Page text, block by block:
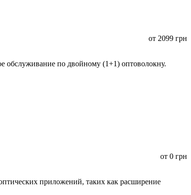
от 2099 грн
обслуживание по двойному (1+1) оптоволокну.
от 0 грн
приложений, таких как расширение